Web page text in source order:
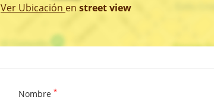
Ver Ubicación en street view
Nombre *